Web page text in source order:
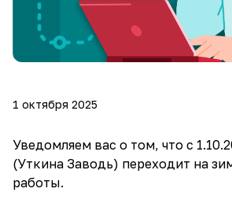
1 октября 2025
Уведомляем вас о том, что с
(Уткина Заводь) переходит на
работы.